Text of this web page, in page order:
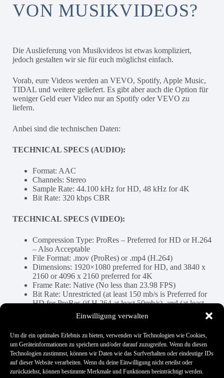
Einwilligung verwalten
Um dir ein optimales Erlebnis zu bieten, verwenden wir Technologien wie Cookies,
um Geräteinformationen zu speichern und/oder darauf zuzugreifen. Wenn du diesen
Technologien zustimmst, können wir Daten wie das Surfverhalten oder eindeutige IDs
auf dieser Website verarbeiten. Wenn du deine Einwilligung nicht erteilst oder
zurückziehst, können bestimmte Merkmale und Funktionen beeinträchtigt werden.
VON MUSIKVIDEOS?
Die Auslieferung von Musikvideos ist etwas kompliziert,
jedoch gestalten wir sie für euch möglichst einfach.
Vorab, eure Videos werden an VEVO, Spotify, Apple Music,
TIDAL und weitere geliefert. Es gibt aber auch die Option für
weniger Geld euer Video nur an Spotify oder VEVO zu
liefern.
Anbei sind die technischen Daten:
TECHNICAL SPECS (AUDIO):
Format: AAC
Channels: Stereo
Sample Rate: 44.100 kHz for HD, 48 kHz for 4K
Bit Rate: 320 kbps CBR
TECHNICAL SPECS (VIDEO):
Compression Type: ProRes – Preferred for HD or H.264
– Also Acceptable
File Format: .mov (ProRes) or .mp4 (H.264)
Dimensions: 1920×1080 preferred for HD, and 3840 x
2160 or 4096 x 2160 preferred for 4K
Frame Rate: Native (No less than 23.98 FPS)
Bit Rate: Unrestricted (at least 150 mb/s is Preferred for
HD for ProRes (if H.264 at least 50mb/s), and (at least
400 mb/s is Preferred for 4K. If H.264 at least 250mb/s)
Hat es dir geholfen?